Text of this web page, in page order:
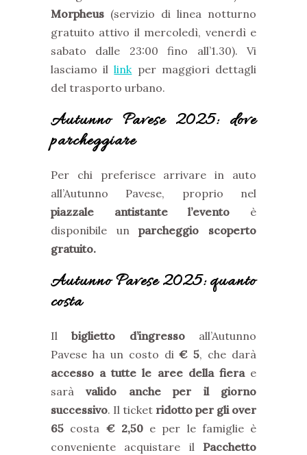
Morpheus (servizio di linea notturno
gratuito attivo il mercoledì, venerdì e
sabato dalle 23:00 fino all’1.30). Vi
lasciamo illink per maggiori dettagli
del trasporto urbano.
Autunno Pavese 2025: dove
parcheggiare
Per chi preferisce arrivare in auto
all’Autunno Pavese, proprio nel
piazzale antistante l’evento è
disponibile unparcheggio scoperto
gratuito.
Autunno Pavese 2025: quanto
costa
Ilbiglietto d’ingressoall’Autunno
Pavese ha un costo di€ 5, che darà
accesso a tutte le aree della fiera e
saràvalido anche per il giorno
successivo. Il ticket ridotto per gli over
65 costa € 2,50e per le famiglie è
conveniente acquistare il Pacchetto